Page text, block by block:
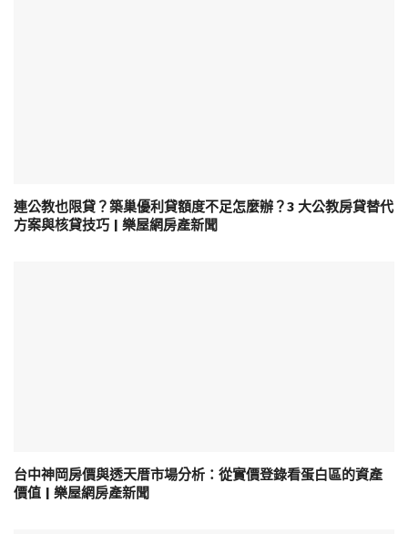
連公教也限貸？築巢優利貸額度不足怎麼辦？3 大公教房貸替代
方案與核貸技巧 | 樂屋網房產新聞
台中神岡房價與透天厝市場分析：從實價登錄看蛋白區的資產
價值 | 樂屋網房產新聞